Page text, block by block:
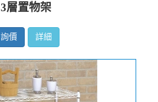
3層置物架
詢價 詳細